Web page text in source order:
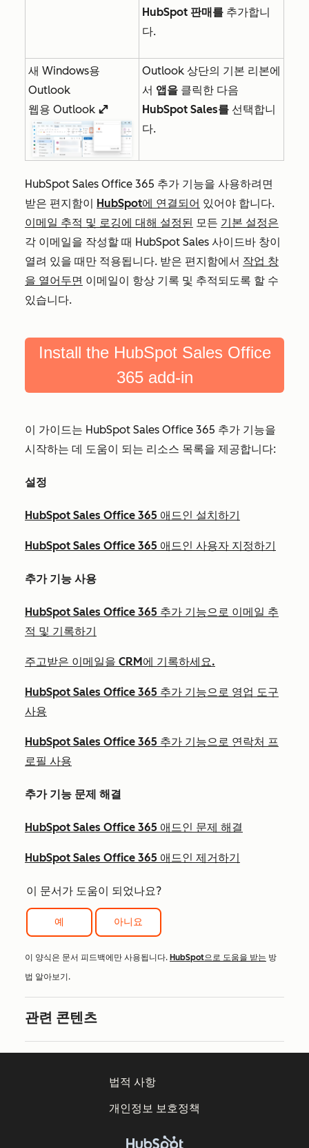
HubSpot 판매를 추가합니
다.
새 Windows용
Outlook
웹용 Outlook enlargeIcon
Outlook 상단의 기본 리본에
서 앱을 클릭한 다음
HubSpot Sales를 선택합니
다.
HubSpot Sales Office 365 추가 기능을 사용하려면
받은 편지함이 HubSpot에 연결되어 있어야 합니다.
이메일 추적 및 로깅에 대해 설정된 모든 기본 설정은
각 이메일을 작성할 때 HubSpot Sales 사이드바 창이
열려 있을 때만 적용됩니다. 받은 편지함에서 작업 창
을 열어두면 이메일이 항상 기록 및 추적되도록 할 수
있습니다.
Install the HubSpot Sales Office
365 add-in
이 가이드는 HubSpot Sales Office 365 추가 기능을
시작하는 데 도움이 되는 리소스 목록을 제공합니다:
설정
HubSpot Sales Office 365 애드인 설치하기
HubSpot Sales Office 365 애드인 사용자 지정하기
추가 기능 사용
HubSpot Sales Office 365 추가 기능으로 이메일 추
적 및 기록하기
주고받은 이메일을 CRM에 기록하세요.
HubSpot Sales Office 365 추가 기능으로 영업 도구
사용
HubSpot Sales Office 365 추가 기능으로 연락처 프
로필 사용
추가 기능 문제 해결
HubSpot Sales Office 365 애드인 문제 해결
HubSpot Sales Office 365 애드인 제거하기
이 문서가 도움이 되었나요?
예 아니요
이 양식은 문서 피드백에만 사용됩니다. HubSpot으로 도움을 받는 방
법 알아보기.
관련 콘텐츠
법적 사항
개인정보 보호정책